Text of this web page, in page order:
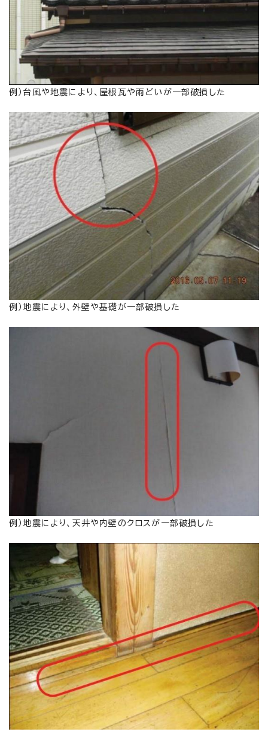
例）台風や地震により、屋根瓦や雨どいが一部破損した
例）地震により、外壁や基礎が一部破損した
例）地震により、天井や内壁のクロスが一部破損した